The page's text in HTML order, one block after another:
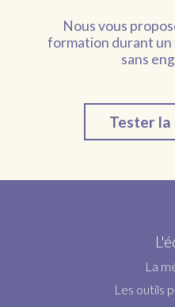
Nous vous
formation durant
sans
Tester
La
Les outils